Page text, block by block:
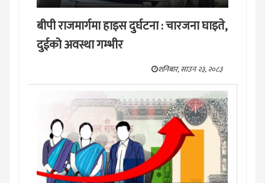
बीपी राजमार्गमा हाइस दुर्घटना : चारजना घाइते,
दुईको अवस्था गम्भीर
शनिबार, साउन २३, २०८३